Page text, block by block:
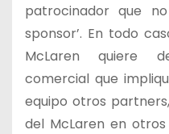
patrocinador que
sponsor’. En todo
McLaren quiere
comercial que
equipo otros
del McLaren en